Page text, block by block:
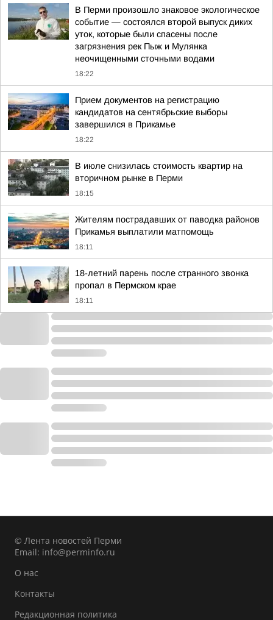
В Перми произошло знаковое экологическое
событие — состоялся второй выпуск диких
уток, которые были спасены после
загрязнения рек Пыж и Мулянка
неочищенными сточными водами
18:22
Прием документов на регистрацию
кандидатов на сентябрьские выборы
завершился в Прикамье
18:22
В июле снизилась стоимость квартир на
вторичном рынке в Перми
18:15
Жителям пострадавших от паводка районов
Прикамья выплатили матпомощь
18:11
18-летний парень после странного звонка
пропал в Пермском крае
18:11
© Лента новостей Перми
Email: info@perminfo.ru
О нас
Контакты
Редакционная политика